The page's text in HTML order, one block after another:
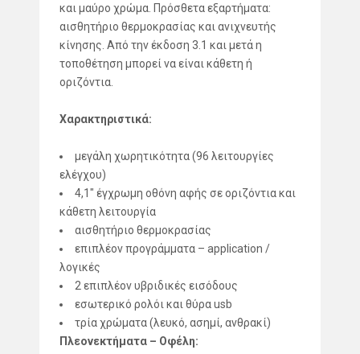
και μαύρο χρώμα. Πρόσθετα εξαρτήματα:
αισθητήριο θερμοκρασίας και ανιχνευτής
κίνησης. Από την έκδοση 3.1 και μετά η
τοποθέτηση μπορεί να είναι κάθετη ή
οριζόντια.
Χαρακτηριστικά:
μεγάλη χωρητικότητα (96 λειτουργίες
ελέγχου)
4,1″ έγχρωμη οθόνη αφής σε οριζόντια και
κάθετη λειτουργία
αισθητήριο θερμοκρασίας
επιπλέον προγράμματα – application /
λογικές
2 επιπλέον υβριδικές εισόδους
εσωτερικό ρολόι και θύρα usb
τρία χρώματα (λευκό, ασημί, ανθρακί)
Πλεονεκτήματα – Οφέλη: